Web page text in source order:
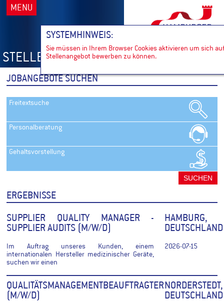
MENU
STELLENANZEIGEN SUCHEN
JOBANGEBOTE SUCHEN
Freitextsuche
Personalberatung
Gehaltsvorstellung
ERGEBNISSE
SUPPLIER QUALITY MANAGER -
SUPPLIER AUDITS (M/W/D)
Im Auftrag unseres Kunden, einem
internationalen Hersteller medizinischer Geräte,
suchen wir einen
HAMBURG,
DEUTSCHLAND
2026-07-15
QUALITÄTSMANAGEMENTBEAUFTRAGTER
(M/W/D)
NORDERSTEDT,
DEUTSCHLAND
SYSTEMHINWEIS:
Sie müssen in Ihrem Browser Cookies aktivieren um sich
Stellenangebot bewerben zu können.